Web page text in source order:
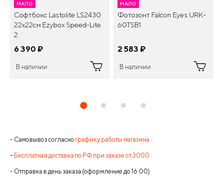
МАЛО
Софтбокс Lastolite LS2430
22х22см Ezybox Speed-Lite
2
6 390 ¤
В наличии
МАЛО
Фотозонт Falcon Eyes URK-
60TSB1
2 583 ¤
В наличии
- Самовывоз согласно графику работы магазина
- Бесплатная доставка по РФ при заказе от 3000
- Отправка в день заказа (оформление до 16:00)